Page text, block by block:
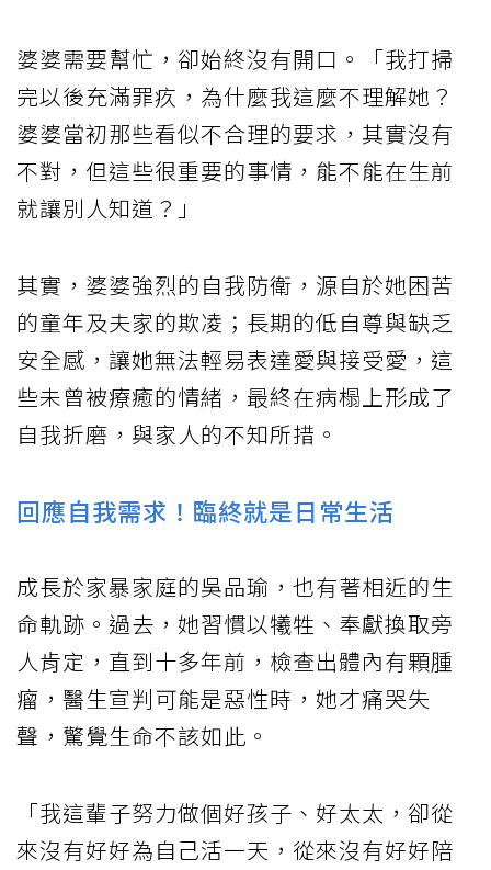
婆婆需要幫忙，卻始終沒有開口。「我打掃
完以後充滿罪疚，為什麼我這麼不理解她？
婆婆當初那些看似不合理的要求，其實沒有
不對，但這些很重要的事情，能不能在生前
就讓別人知道？」
其實，婆婆強烈的自我防衛，源自於她困苦
的童年及夫家的欺凌；長期的低自尊與缺乏
安全感，讓她無法輕易表達愛與接受愛，這
些未曾被療癒的情緒，最終在病榻上形成了
自我折磨，與家人的不知所措。
回應自我需求！臨終就是日常生活
成長於家暴家庭的吳品瑜，也有著相近的生
命軌跡。過去，她習慣以犧牲、奉獻換取旁
人肯定，直到十多年前，檢查出體內有顆腫
瘤，醫生宣判可能是惡性時，她才痛哭失
聲，驚覺生命不該如此。
「我這輩子努力做個好孩子、好太太，卻從
來沒有好好為自己活一天，從來沒有好好陪